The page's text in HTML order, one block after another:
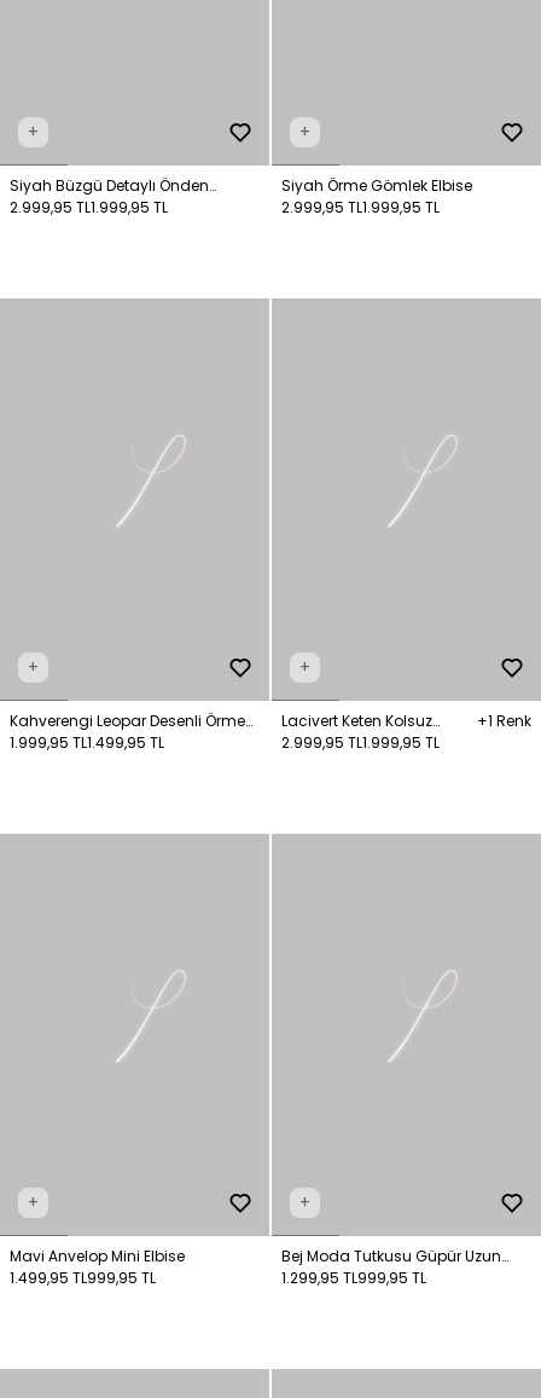
+
Siyah Büzgü Detaylı Önden
Düğmeli Elbise
2.999,95 TL1.999,95 TL
+
Siyah Örme Gömlek Elbise
2.999,95 TL1.999,95 TL
+
Kahverengi Leopar Desenli Örme
Elbise
1.999,95 TL1.499,95 TL
+
Lacivert Keten Kolsuz
Gömlek Elbise
+1 Renk
2.999,95 TL1.999,95 TL
+
Mavi Anvelop Mini Elbise
1.499,95 TL999,95 TL
+
Bej Moda Tutkusu Güpür Uzun
Elbise
1.299,95 TL999,95 TL